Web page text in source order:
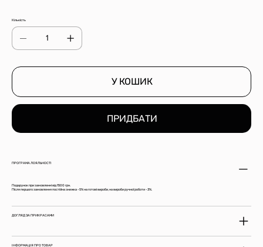
Кількість
У КОШИК
ПРИДБАТИ
ПРОГРАМА ЛОЯЛЬНОСТІ
Подарунок при замовленні від 1500 грн.
Після першого замовлення постійна знижка -5% на готові вироби, на вироби ручної роботи -3%.
ДОГЛЯД ЗА ПРИКРАСАМИ
ІНФОРМАЦІЯ ПРО ТОВАР